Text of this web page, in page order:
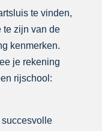
te vinden,
te zijn van de
kenmerken.
je rekening
rijschool: